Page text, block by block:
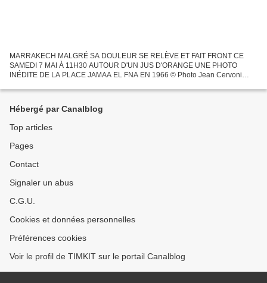
MARRAKECH MALGRÉ SA DOULEUR SE RELÈVE ET FAIT FRONT CE
SAMEDI 7 MAI À 11H30 AUTOUR D'UN JUS D'ORANGE UNE PHOTO
INÉDITE DE LA PLACE JAMAA EL FNA EN 1966 © Photo Jean Cervoni
été...
Hébergé par Canalblog
Top articles
Pages
Contact
Signaler un abus
C.G.U.
Cookies et données personnelles
Préférences cookies
Voir le profil de TIMKIT sur le portail Canalblog